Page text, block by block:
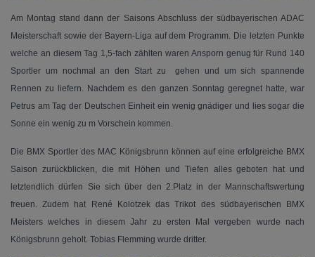
Am Montag stand dann der Saisons Abschluss der südbayerischen ADAC
Meisterschaft sowie der Bayern-Liga auf dem Programm. Die letzten Punkte
welche an diesem Tag 1,5-fach zählten waren Ansporn genug für Rund 140
Sportler um nochmal an den Start zu gehen und um sich spannende
Rennen zu liefern. Nachdem es den ganzen Sonntag geregnet hatte, war
Petrus am Tag der Deutschen Einheit ein wenig gnädiger und lies sogar die
Sonne ein wenig zu m Vorschein kommen.
Die BMX Sportler des MAC Königsbrunn können auf eine erfolgreiche BMX
Saison zurückblicken, die mit Höhen und Tiefen alles geboten hat und
letztendlich dürfen Sie sich über den 2.Platz in der Mannschaftswertung
freuen. Zudem hat René Kolotzek das Trikot des südbayerischen BMX
Meisters welches in diesem Jahr zu ersten Mal vergeben wurde nach
Königsbrunn geholt. Tobias Flemming wurde dritter.